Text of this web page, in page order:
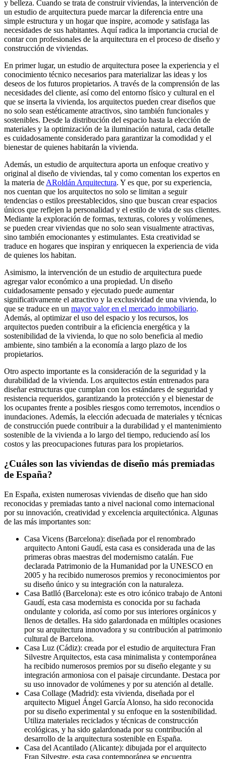
y belleza. Cuando se trata de construir viviendas, la intervención de
un estudio de arquitectura puede marcar la diferencia entre una
simple estructura y un hogar que inspire, acomode y satisfaga las
necesidades de sus habitantes. Aquí radica la importancia crucial de
contar con profesionales de la arquitectura en el proceso de diseño y
construcción de viviendas.
En primer lugar, un estudio de arquitectura posee la experiencia y el
conocimiento técnico necesarios para materializar las ideas y los
deseos de los futuros propietarios. A través de la comprensión de las
necesidades del cliente, así como del entorno físico y cultural en el
que se inserta la vivienda, los arquitectos pueden crear diseños que
no solo sean estéticamente atractivos, sino también funcionales y
sostenibles. Desde la distribución del espacio hasta la elección de
materiales y la optimización de la iluminación natural, cada detalle
es cuidadosamente considerado para garantizar la comodidad y el
bienestar de quienes habitarán la vivienda.
Además, un estudio de arquitectura aporta un enfoque creativo y
original al diseño de viviendas, tal y como comentan los expertos en
la materia deARoldán Arquitectura. Y es que, por su experiencia,
nos cuentan que los arquitectos no solo se limitan a seguir
tendencias o estilos preestablecidos, sino que buscan crear espacios
únicos que reflejen la personalidad y el estilo de vida de sus clientes.
Mediante la exploración de formas, texturas, colores y volúmenes,
se pueden crear viviendas que no solo sean visualmente atractivas,
sino también emocionantes y estimulantes. Esta creatividad se
traduce en hogares que inspiran y enriquecen la experiencia de vida
de quienes los habitan.
Asimismo, la intervención de un estudio de arquitectura puede
agregar valor económico a una propiedad. Un diseño
cuidadosamente pensado y ejecutado puede aumentar
significativamente el atractivo y la exclusividad de una vivienda, lo
que se traduce en un mayor valor en el mercado inmobiliario.
Además, al optimizar el uso del espacio y los recursos, los
arquitectos pueden contribuir a la eficiencia energética y la
sostenibilidad de la vivienda, lo que no solo beneficia al medio
ambiente, sino también a la economía a largo plazo de los
propietarios.
Otro aspecto importante es la consideración de la seguridad y la
durabilidad de la vivienda. Los arquitectos están entrenados para
diseñar estructuras que cumplan con los estándares de seguridad y
resistencia requeridos, garantizando la protección y el bienestar de
los ocupantes frente a posibles riesgos como terremotos, incendios o
inundaciones. Además, la elección adecuada de materiales y técnicas
de construcción puede contribuir a la durabilidad y el mantenimiento
sostenible de la vivienda a lo largo del tiempo, reduciendo así los
costos y las preocupaciones futuras para los propietarios.
¿Cuáles son las viviendas de diseño más premiadas
de España?
En España, existen numerosas viviendas de diseño que han sido
reconocidas y premiadas tanto a nivel nacional como internacional
por su innovación, creatividad y excelencia arquitectónica. Algunas
de las más importantes son:
Casa Vicens (Barcelona): diseñada por el renombrado
arquitecto Antoni Gaudí, esta casa es considerada una de las
primeras obras maestras del modernismo catalán. Fue
declarada Patrimonio de la Humanidad por la UNESCO en
2005 y ha recibido numerosos premios y reconocimientos por
su diseño único y su integración con la naturaleza.
Casa Batlló (Barcelona): este es otro icónico trabajo de Antoni
Gaudí, esta casa modernista es conocida por su fachada
ondulante y colorida, así como por sus interiores orgánicos y
llenos de detalles. Ha sido galardonada en múltiples ocasiones
por su arquitectura innovadora y su contribución al patrimonio
cultural de Barcelona.
Casa Luz (Cádiz): creada por el estudio de arquitectura Fran
Silvestre Arquitectos, esta casa minimalista y contemporánea
ha recibido numerosos premios por su diseño elegante y su
integración armoniosa con el paisaje circundante. Destaca por
su uso innovador de volúmenes y por su atención al detalle.
Casa Collage (Madrid): esta vivienda, diseñada por el
arquitecto Miguel Ángel García Alonso, ha sido reconocida
por su diseño experimental y su enfoque en la sostenibilidad.
Utiliza materiales reciclados y técnicas de construcción
ecológicas, y ha sido galardonada por su contribución al
desarrollo de la arquitectura sostenible en España.
Casa del Acantilado (Alicante): dibujada por el arquitecto
Fran Silvestre, esta casa contemporánea se encuentra